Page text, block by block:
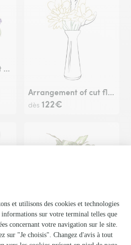
Basket arrangement of flowers
Arrangement of cut flowers
dès 122€
Arrangement of Flowers Single Plant
dès73€